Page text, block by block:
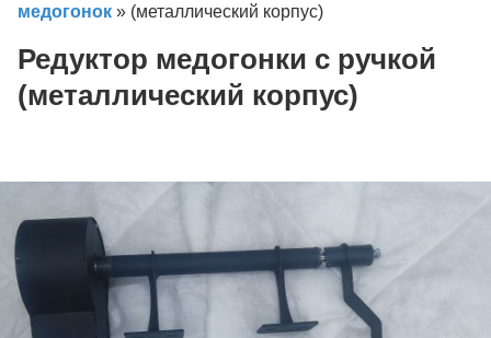
медогонок » (металлический корпус)
Редуктор медогонки с ручкой
(металлический корпус)